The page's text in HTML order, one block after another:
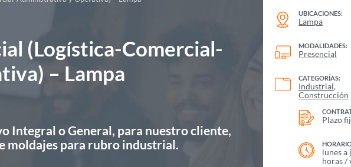
(Logística-Comercial-
– Lampa
Integral o General, para nuestro cliente,
moldajes para rubro industrial.
UBICACIONES:
Lampa
MODALIDADES:
Presencial
CATEGORÍAS:
Industrial
Construcción
Plazo
lunes a
horas /